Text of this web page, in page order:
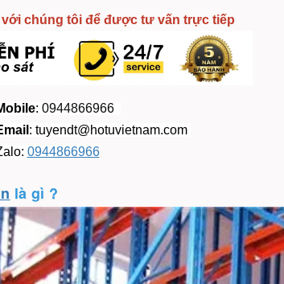
với chúng tôi để được tư vấn trực tiếp
: 0944866966
: tuyendt@hotuvietnam.com
0944866966
là gì ?